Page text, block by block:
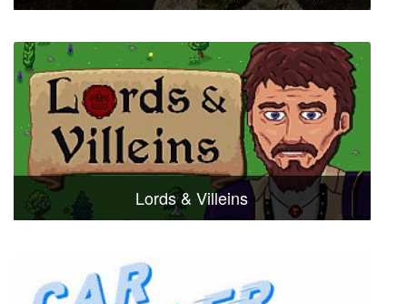
Lords & Villeins